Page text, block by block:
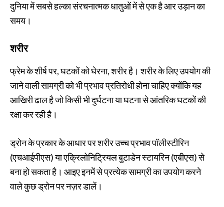
दुनिया में सबसे हल्का संरचनात्मक धातुओं में से एक है आर उड़ान का
समय।
शरीर
फ्रेम के शीर्ष पर, घटकों को घेरना, शरीर है। शरीर के लिए उपयोग की
जाने वाली सामग्री को भी प्रभाव प्रतिरोधी होना चाहिए क्योंकि यह
आखिरी ढाल है जो किसी भी दुर्घटना या घटना से आंतरिक घटकों की
रक्षा कर रही है।
ड्रोन के प्रकार के आधार पर शरीर उच्च प्रभाव पॉलीस्टीरिन
(एचआईपीएस) या एक्रिलोनिट्रियल बुटाडेन स्टायरिन (एबीएस) से
बना हो सकता है। आइए इनमें से प्रत्येक सामग्री का उपयोग करने
वाले कुछ ड्रोन पर नज़र डालें।